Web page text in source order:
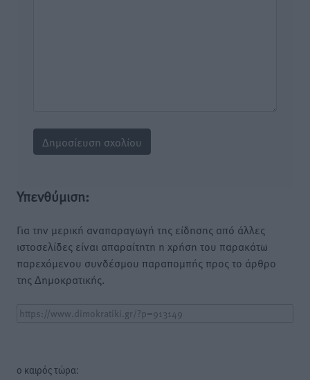
Υπενθύμιση:
Για την μερική αναπαραγωγή της είδησης από άλλες
ιστοσελίδες είναι απαραίτητη η χρήση του παρακάτω
παρεχόμενου συνδέσμου παραπομπής προς το άρθρο
της Δημοκρατικής.
o καιρός τώρα: